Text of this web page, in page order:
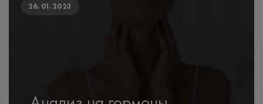
26.01.2023